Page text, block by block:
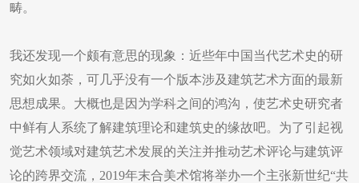
畴。
我还发现一个颇有意思的现象：近些年中国当代艺术史的研
究如火如荼，可几乎没有一个版本涉及建筑艺术方面的最新
思想成果。大概也是因为学科之间的鸿沟，使艺术史研究者
中鲜有人系统了解建筑理论和建筑史的缘故吧。为了引起视
觉艺术领域对建筑艺术发展的关注并推动艺术评论与建筑评
论的跨界交流，2019年末合美术馆将举办一个主张新世纪“共